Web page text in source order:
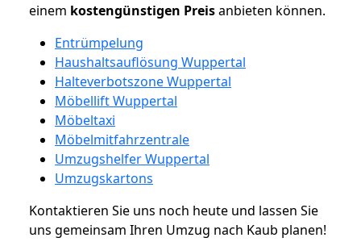
einem kostengünstigen Preisanbieten können.
Entrümpelung
Haushaltsauflösung Wuppertal
Halteverbotszone Wuppertal
Möbellift Wuppertal
Möbeltaxi
Möbelmitfahrzentrale
Umzugshelfer Wuppertal
Umzugskartons
Kontaktieren Sie uns noch heute und lassen Sie
uns gemeinsam Ihren Umzug nach Kaub planen!